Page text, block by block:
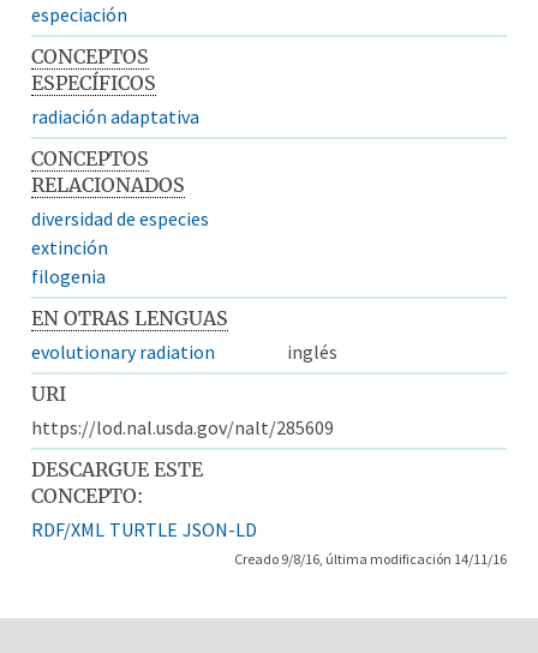
especiación
CONCEPTOS
ESPECÍFICOS
radiación adaptativa
CONCEPTOS
RELACIONADOS
diversidad de especies
extinción
filogenia
EN OTRAS LENGUAS
evolutionary radiation
inglés
URI
https://lod.nal.usda.gov/nalt/285609
DESCARGUE ESTE
CONCEPTO:
RDF/XML TURTLE JSON-LD
Creado 9/8/16, última modificación 14/11/16